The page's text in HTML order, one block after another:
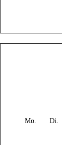
Mo. Di.